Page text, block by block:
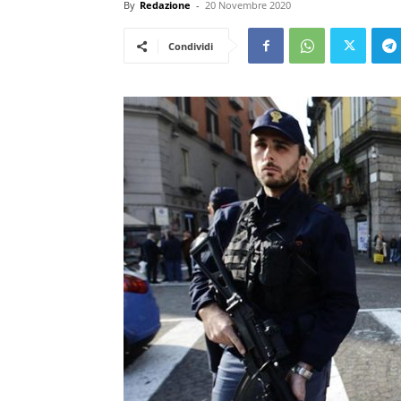
By Redazione - 20 Novembre 2020
Condividi